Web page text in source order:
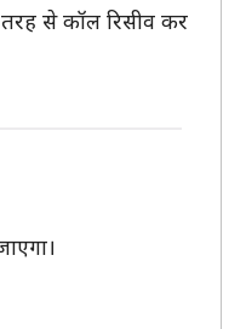
से कॉल रिसीव कर